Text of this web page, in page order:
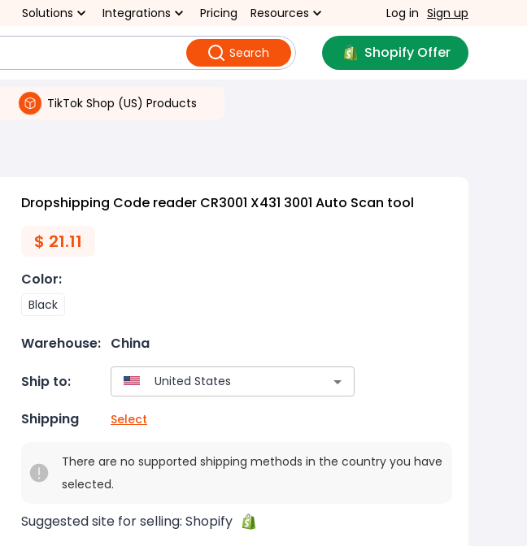
Solutions Integrations Pricing Resources Log in Sign up
Search Shopify Offer
TikTok Shop (US) Products
Dropshipping Code reader CR3001 X431 3001 Auto Scan tool
$ 21.11
Color:
Black
Warehouse: China
Ship to:
Shipping Select
There are no supported shipping methods in the country you have
selected.
Suggested site for selling: Shopify